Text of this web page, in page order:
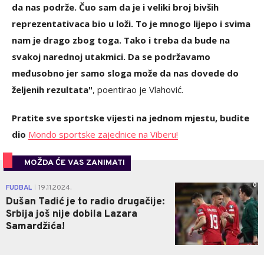
da nas podrže. Čuo sam da je i veliki broj bivših
reprezentativaca bio u loži. To je mnogo lijepo i svima
nam je drago zbog toga. Tako i treba da bude na
svakoj narednoj utakmici. Da se podržavamo
međusobno jer samo sloga može da nas dovede do
željenih rezultata", poentirao je Vlahović.
Pratite sve sportske vijesti na jednom mjestu, budite
dio Mondo sportske zajednice na Viberu!
MOŽDA ĆE VAS ZANIMATI
FUDBAL 19.11.2024.
Dušan Tadić je to radio drugačije:
Srbija još nije dobila Lazara
Samardžića!
0